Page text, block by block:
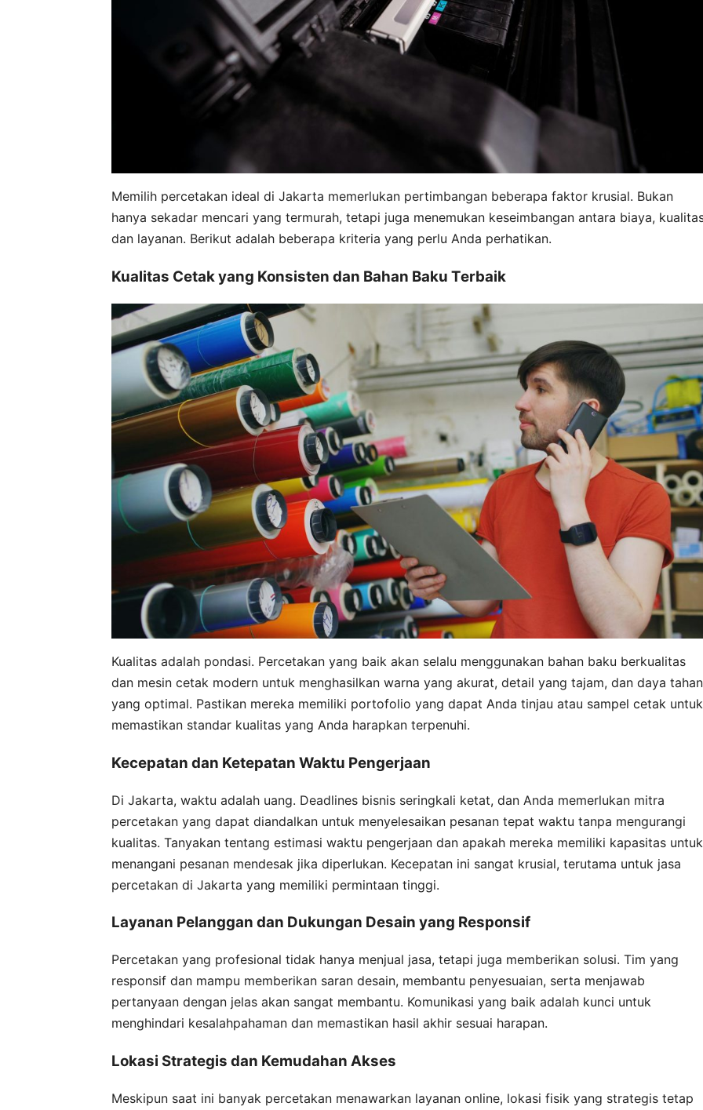
Memilih percetakan ideal di Jakarta memerlukan pertimbangan beberapa faktor krusial. Bukan
hanya sekadar mencari yang termurah, tetapi juga menemukan keseimbangan antara biaya,
dan layanan. Berikut adalah beberapa kriteria yang perlu Anda perhatikan.
Kualitas Cetak yang Konsisten dan Bahan Baku Terbaik
Kualitas adalah pondasi. Percetakan yang baik akan selalu menggunakan bahan baku berkualitas
dan mesin cetak modern untuk menghasilkan warna yang akurat, detail yang tajam, dan daya tahan
yang optimal. Pastikan mereka memiliki portofolio yang dapat Anda tinjau atau sampel cetak untuk
memastikan standar kualitas yang Anda harapkan terpenuhi.
Kecepatan dan Ketepatan Waktu Pengerjaan
Di Jakarta, waktu adalah uang. Deadlines bisnis seringkali ketat, dan Anda memerlukan mitra
percetakan yang dapat diandalkan untuk menyelesaikan pesanan tepat waktu tanpa mengurangi
kualitas. Tanyakan tentang estimasi waktu pengerjaan dan apakah mereka memiliki kapasitas untuk
menangani pesanan mendesak jika diperlukan. Kecepatan ini sangat krusial, terutama untuk jasa
percetakan di Jakarta yang memiliki permintaan tinggi.
Layanan Pelanggan dan Dukungan Desain yang Responsif
Percetakan yang profesional tidak hanya menjual jasa, tetapi juga memberikan solusi. Tim yang
responsif dan mampu memberikan saran desain, membantu penyesuaian, serta menjawab
pertanyaan dengan jelas akan sangat membantu. Komunikasi yang baik adalah kunci untuk
menghindari kesalahpahaman dan memastikan hasil akhir sesuai harapan.
Lokasi Strategis dan Kemudahan Akses
Meskipun saat ini banyak percetakan menawarkan layanan online, lokasi fisik yang strategis tetap